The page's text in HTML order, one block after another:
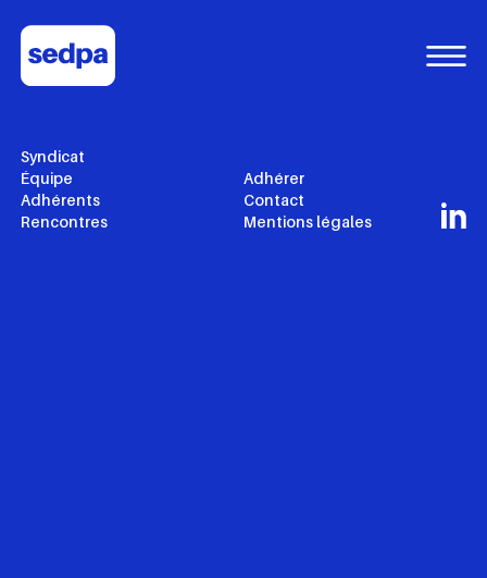
Syndicat
Équipe
Adhérents
Rencontres
Adhérer
Contact
Mentions légales